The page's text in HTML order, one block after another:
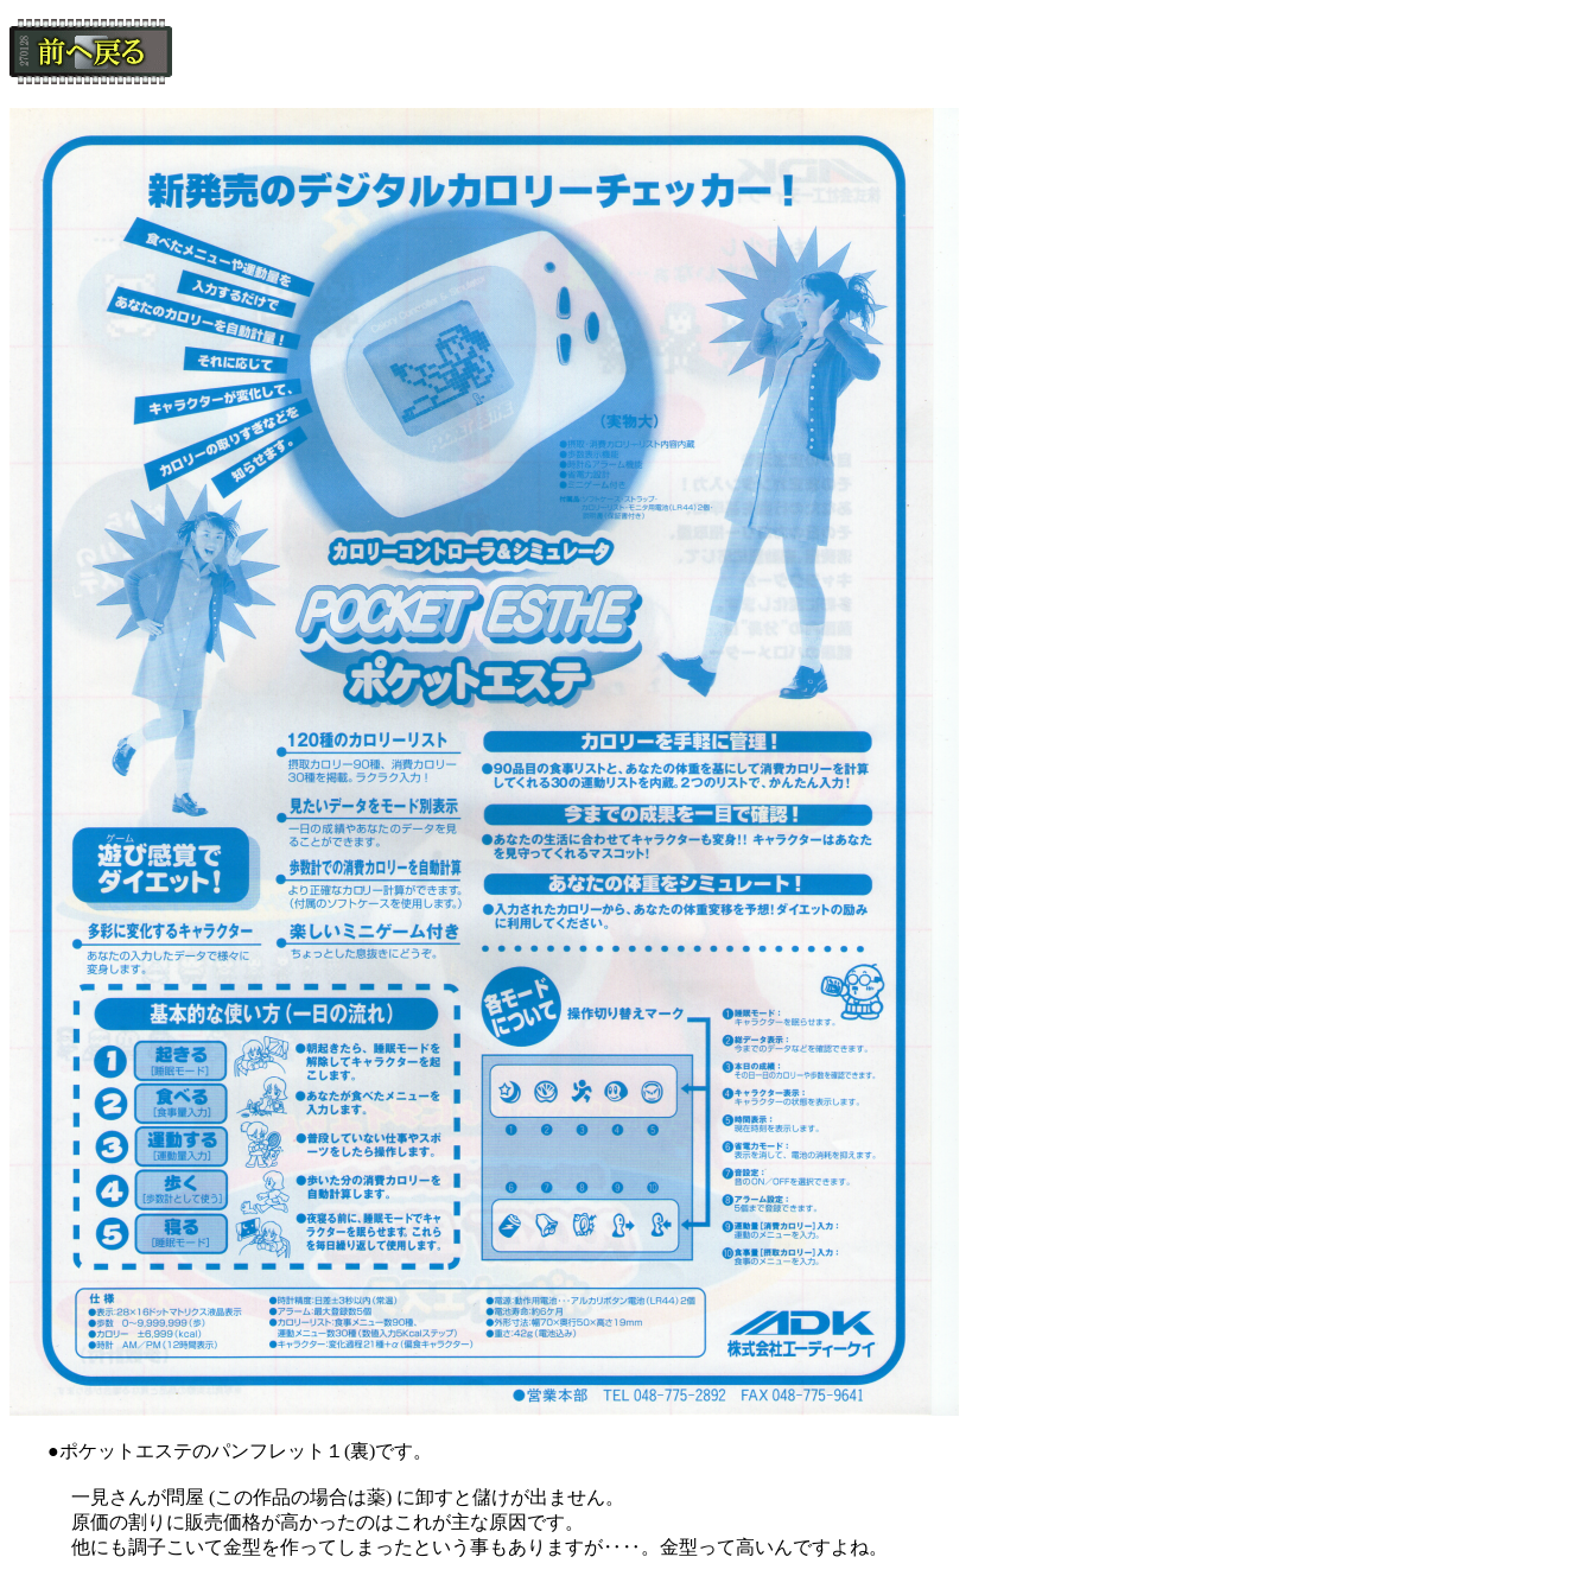
●ポケットエステのパンフレット１(裏)です。
一見さんが問屋 (この作品の場合は薬) に卸すと儲けが出ません。
原価の割りに販売価格が高かったのはこれが主な原因です。
他にも調子こいて金型を作ってしまったという事もありますが‥‥。金型って高いんですよね。